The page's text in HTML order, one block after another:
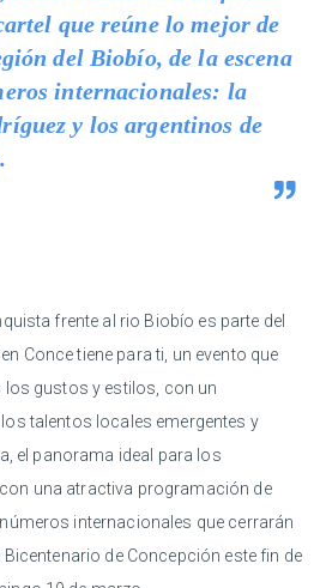
que reúne lo mejor de
del Biobío, de la escena
internacionales: la
y los argentinos de
frente al rio Biobío es parte del
Conce tiene para ti, un evento que
gustos y estilos, con un
talentos locales emergentes y
el panorama ideal para los
una atractiva programación de
internacionales que cerrarán
de Concepción este fin de